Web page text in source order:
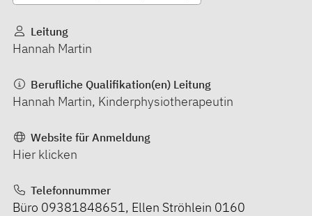
Leitung
Hannah Martin
Berufliche Qualifikation(en) Leitung
Hannah Martin, Kinderphysiotherapeutin
Website für Anmeldung
Hier klicken
Telefonnummer
Büro 09381848651, Ellen Ströhlein 0160